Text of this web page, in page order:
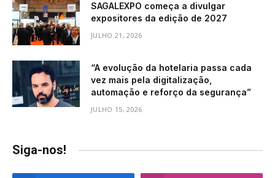
SAGALEXPO começa a divulgar
expositores da edição de 2027
JULHO 21, 2026
“A evolução da hotelaria passa cada
vez mais pela digitalização,
automação e reforço da segurança”
JULHO 15, 2026
Siga-nos!